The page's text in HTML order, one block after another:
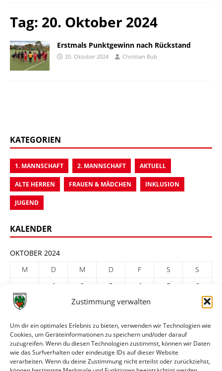
Zustimmung verwalten
Um dir ein optimales Erlebnis zu bieten, verwenden wir Technologien wie
Cookies, um Geräteinformationen zu speichern und/oder darauf
zuzugreifen. Wenn du diesen Technologien zustimmst, können wir Daten
wie das Surfverhalten oder eindeutige IDs auf dieser Website
verarbeiten. Wenn du deine Zustimmung nicht erteilst oder zurückziehst,
Tag: 20. Oktober 2024
Erstmals Punktgewinn nach Rückstand
20. Oktober 2024 Christian Bub
KATEGORIEN
1. MANNSCHAFT 2. MANNSCHAFT AKTUELL
ALTE HERREN FRAUEN & MÄDCHEN INKLUSION
JUGEND
KALENDER
OKTOBER 2024
M
D M D F S
S
1
2 3 4 5
6
7
9 10 11
21
22 23 24 25 26
28
29 30
31
« Sep.
Nov. »